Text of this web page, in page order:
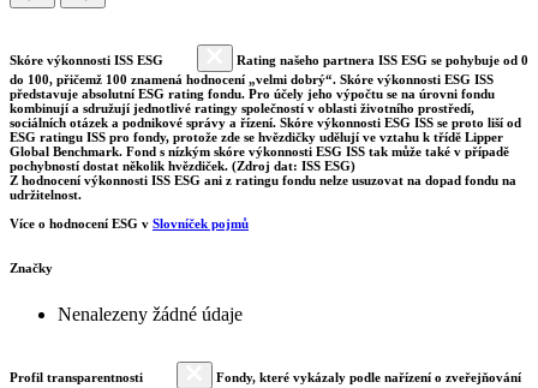
Skóre výkonnosti ISS ESG
Rating našeho partnera ISS ESG se pohybuje od 0
do 100, přičemž 100 znamená hodnocení „velmi dobrý“. Skóre výkonnosti ESG ISS
představuje absolutní ESG rating fondu. Pro účely jeho výpočtu se na úrovni fondu
kombinují a sdružují jednotlivé ratingy společností v oblasti životního prostředí,
sociálních otázek a podnikové správy a řízení. Skóre výkonnosti ESG ISS se proto liší od
ESG ratingu ISS pro fondy, protože zde se hvězdičky udělují ve vztahu k třídě Lipper
Global Benchmark. Fond s nízkým skóre výkonnosti ESG ISS tak může také v případě
pochybností dostat několik hvězdiček. (Zdroj dat: ISS ESG)
Z hodnocení výkonnosti ISS ESG ani z ratingu fondu nelze usuzovat na dopad fondu na
udržitelnost.
Více o hodnocení ESG v Slovníček pojmů
Značky
Nenalezeny žádné údaje
Profil transparentnosti
Fondy, které vykázaly podle nařízení o zveřejňování